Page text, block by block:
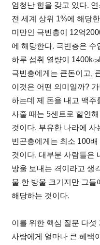
엄청난 힘을 갖고 있다.
전 세계 상위 1%에 해당
미만인 극빈층이 12억
에 해당한다. 극빈층은
하루 섭취 열량이 1400k
극빈층에게는 큰돈이고,
이것은 어떤 의미일까?
하는데 제 돈을 내고 맥주
사줄 때는 5센트로 할인
것이다. 부유한 나라에 사
빈곤층에게는 최소 100
것이다. 대부분 사람들은
방울 보내는 격이라고 생
물 한 방울 크기지만 그들
해당하는 것이다.
이를 위한 핵심 질문 다섯
사람에게 얼마나 큰 혜택